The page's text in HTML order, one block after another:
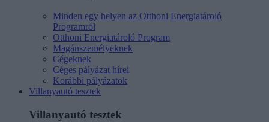
Minden egy helyen az Otthoni Energiatároló
Programról
Otthoni Energiatároló Program
Magánszemélyeknek
Cégeknek
Céges pályázat hírei
Korábbi pályázatok
Villanyautó tesztek
Villanyautó tesztek